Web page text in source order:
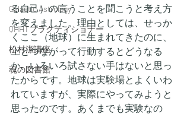
Galactic Astrology
QHHTプラクティショナー
松村潔講座
魂の図書館
る自己）の言うことを聞こうと考え方
を変えました。理由としては、せっか
くここ（地球）に生まれてきたのに、
上とつながって行動するとどうなる
か、いろいろ試さない手はないと思っ
たからです。地球は実験場とよくいわ
れていますが、実際にやってみようと
思ったのです。あくまでも実験なの